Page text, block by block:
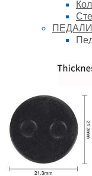
ПЕДАЛИ
Делови
ОПРЕМА
ОБЛЕКА